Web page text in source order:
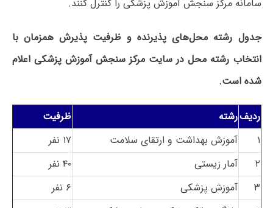
سامانه مرکز سنجش آموزش پزشکی را کنترل کنند.
جدول رشته محل‌های پذیرنده و ظرفیت پذیرش همزمان با
انتخاب رشته محل در سایت مرکز سنجش آموزش پزشکی اعلام
شده است.
ردیفرشته
ظرفیت
۱
آموزش بهداشت و ارتقای سلامت
۱۷ نفر
۲
آمار زیستی
۴۰ نفر
۳
آموزش پزشکی
۶ نفر